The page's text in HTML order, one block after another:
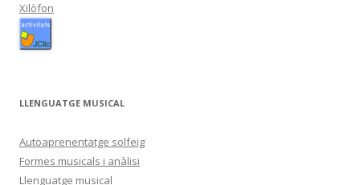
Xilòfon
LLENGUATGE MUSICAL
Autoaprenentatge solfeig
Formes musicals i anàlisi
Llenguatge musical